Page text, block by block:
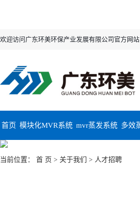
欢迎访问广东环美环保产业发展有限公司官方网站
首页 模块化MVR系统 mvr蒸发系统 多效
当前位置： 首 页 > 关于我们 > 人才招聘